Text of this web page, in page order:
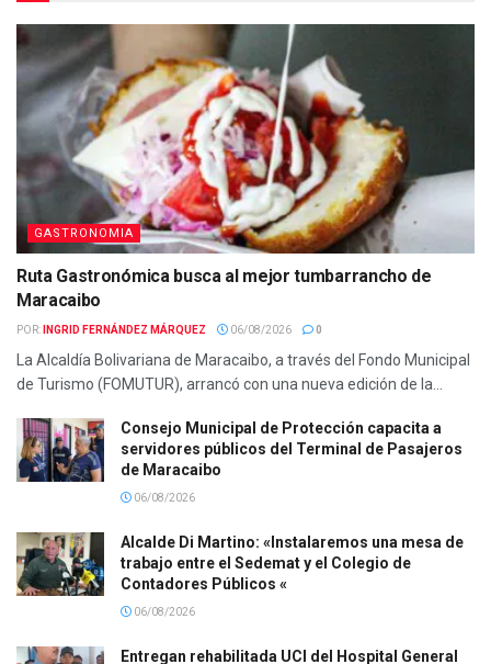
GASTRONOMIA
Ruta Gastronómica busca al mejor tumbarrancho de
Maracaibo
POR: INGRID FERNÁNDEZ MÁRQUEZ 06/08/2026 0
La Alcaldía Bolivariana de Maracaibo, a través del Fondo Municipal
de Turismo (FOMUTUR), arrancó con una nueva edición de la...
Consejo Municipal de Protección capacita a
servidores públicos del Terminal de Pasajeros
de Maracaibo
06/08/2026
Alcalde Di Martino: «Instalaremos una mesa de
trabajo entre el Sedemat y el Colegio de
Contadores Públicos «
06/08/2026
Entregan rehabilitada UCI del Hospital General